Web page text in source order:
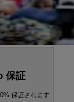
保証
保証されます